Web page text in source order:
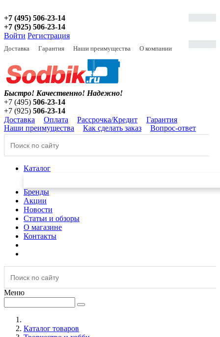
+7 (495) 506-23-14
+7 (925) 506-23-14
Войти Регистрация
Доставка Гарантия Наши преимущества О компании
Быстро! Качественно! Надежно!
+7 (495) 506-23-14
+7 (925) 506-23-14
Доставка
Оплата Рассрочка/Кредит
Гарантия
Наши преимущества
Как сделать заказ Вопрос-ответ
Каталог
Бренды
Акции
Новости
Статьи и обзоры
О магазине
Контакты
Меню
Каталог товаров